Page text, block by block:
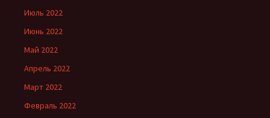
Июль 2022
Июнь 2022
Май 2022
Апрель 2022
Март 2022
Февраль 2022